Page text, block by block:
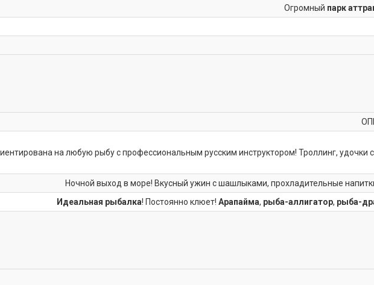
Огромный парк
на любую рыбу с профессиональным русским инструктором! Троллинг,
Ночной выход в море! Вкусный ужин с шашлыками, прохладительные
Идеальная рыбалка! Постоянно клюет! Арапайма, рыба-аллигатор, рыба-